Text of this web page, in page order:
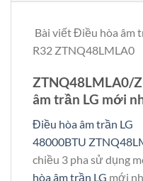
Bài viết Điều hòa âm
R32 ZTNQ48LMLA0
ZTNQ48LMLA0/
âm trần LG mới
Điều hòa âm trần LG
48000BTU
chiều 3 pha sử dụng
hòa âm trần LG mới